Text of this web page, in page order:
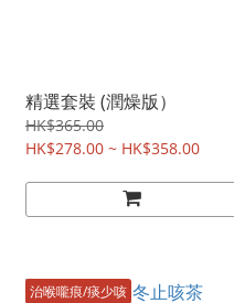
精選套裝 (潤燥版）
HK$365.00
HK$278.00 ~ HK$358.00
治喉嚨痕/痰少咳